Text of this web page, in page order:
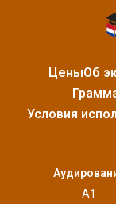
ЦеныОб
Условия
A1